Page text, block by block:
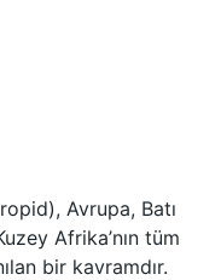
Avrupa, Batı
Afrika’nın tüm
bir kavramdır.